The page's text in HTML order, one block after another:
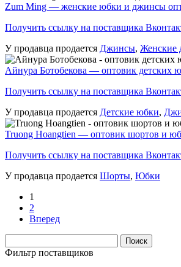
Zum Ming — женские юбки и джинсы
Получить ссылку на поставщика
У продавца продается Джинсы, Женские
Айнура Ботобекова — оптовик детских
Получить ссылку на поставщика
У продавца продается Детские юбки,
Truong Hoangtien — оптовик шортов и
Получить ссылку на поставщика
У продавца продается Шорты, Юбки
1
2
Вперед
Фильтр поставщиков